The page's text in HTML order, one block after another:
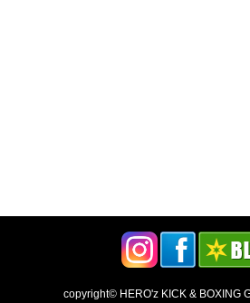
copyright© HERO'z KICK & BOXING